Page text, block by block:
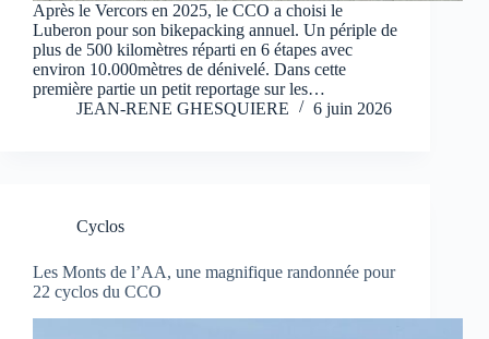
Après le Vercors en 2025, le CCO a choisi le
Luberon pour son bikepacking annuel. Un périple de
plus de 500 kilomètres réparti en 6 étapes avec
environ 10.000mètres de dénivelé. Dans cette
première partie un petit reportage sur les…
JEAN-RENE GHESQUIERE
6 juin 2026
Cyclos
Les Monts de l’AA, une magnifique randonnée pour
22 cyclos du CCO